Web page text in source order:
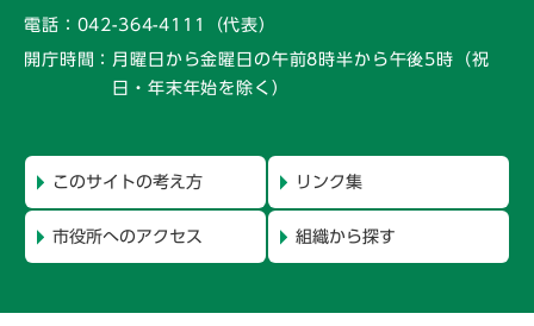
電話： 042-364-4111（代表）
開庁時間： 月曜日から金曜日の午前8時半から午後5時 （祝
日・年末年始を除く）
このサイトの考え方 リンク集
市役所へのアクセス 組織から探す